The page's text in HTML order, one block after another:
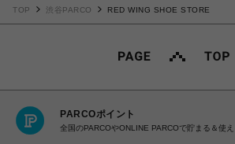
TOP 渋谷PARCO RED WING SHOE STORE
PARCOポイント
全国のPARCOやONLINE PARCOで貯まる＆使え